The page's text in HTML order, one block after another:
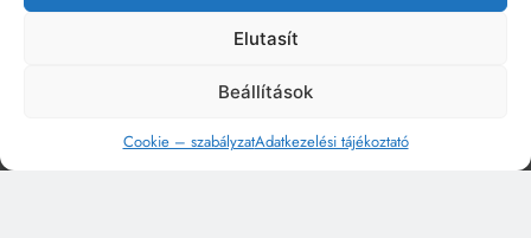
Elutasít
Beállítások
Cookie – szabályzatAdatkezelési tájékoztató